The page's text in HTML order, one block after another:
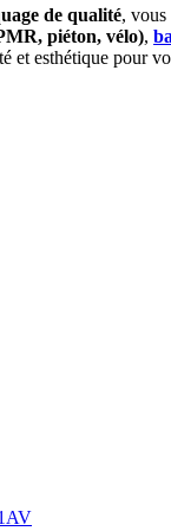
de qualité, vous
piéton, vélo),
et esthétique pour